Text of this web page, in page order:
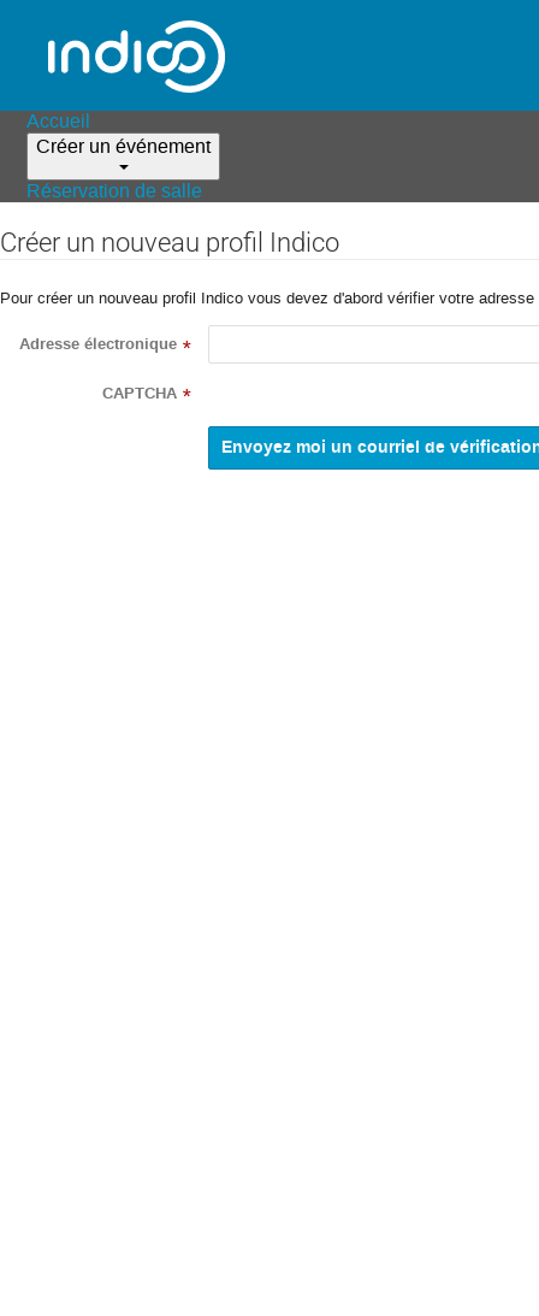
Accueil
Créer un événement
Réservation de salle
Créer un nouveau profil Indico
Pour créer un nouveau profil Indico vous devez d'abord vérifier votre
Adresse électronique *
CAPTCHA *